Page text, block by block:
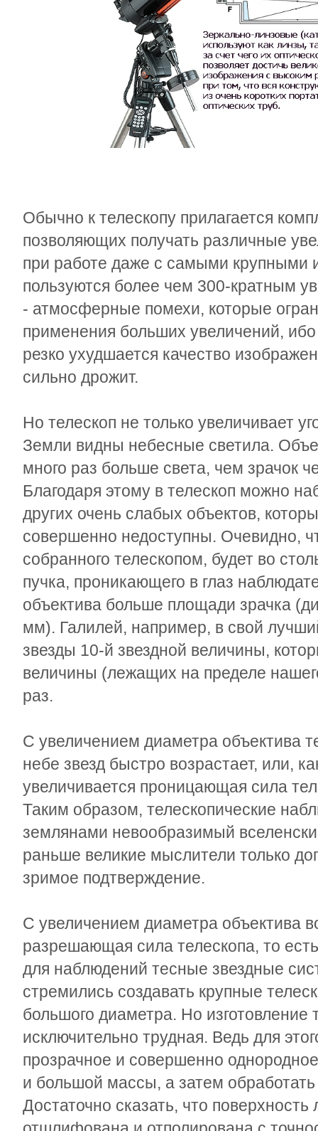
Обычно к телескопу прилагается
позволяющих получать различные
при работе даже с самыми крупными
пользуются более чем 300-кратным
- атмосферные помехи, которые
применения больших увеличений,
резко ухудшается качество
сильно дрожит.
Но телескоп не только увеличивает
Земли видны небесные светила.
много раз больше света, чем зрачок
Благодаря этому в телескоп можно
других очень слабых объектов,
совершенно недоступны. Очевидно,
собранного телескопом, будет во
пучка, проникающего в глаз
объектива больше площади зрачка
мм). Галилей, например, в свой
звезды 10-й звездной величины,
величины (лежащих на пределе
раз.
С увеличением диаметра объектива
небе звезд быстро возрастает, или,
увеличивается проницающая сила
Таким образом, телескопические
землянами невообразимый
раньше великие мыслители только
зримое подтверждение.
С увеличением диаметра объектива
разрешающая сила телескопа, то
для наблюдений тесные звездные
стремились создавать крупные
большого диаметра. Но изготовление
исключительно трудная. Ведь для
прозрачное и совершенно
и большой массы, а затем обработать
Достаточно сказать, что